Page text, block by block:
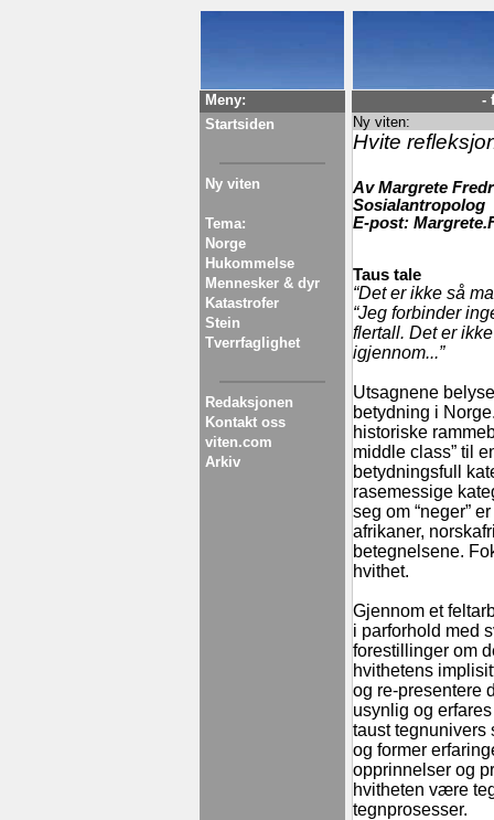
Meny:
-
Startsiden
Ny viten
Tema:
Norge
Hukommelse
Mennesker & dyr
Katastrofer
Stein
Tverrfaglighet
Redaksjonen
Kontakt oss
viten.com
Arkiv
Ny viten:
Hvite
Av Margrete
Sosialantropolog
E-post:
Taus tale
“Det er ikke så
“Jeg forbinder
flertall. Det er
igjennom...”
Utsagnene
betydning i
historiske
middle class” til
betydningsfull
rasemessige
seg om “neger”
afrikaner,
betegnelsene.
hvithet.
Gjennom et
i parforhold med
forestillinger om
hvithetens
og re-presentere
usynlig og
taust tegnunivers
og former
opprinnelser og
hvitheten være
tegnprosesser.